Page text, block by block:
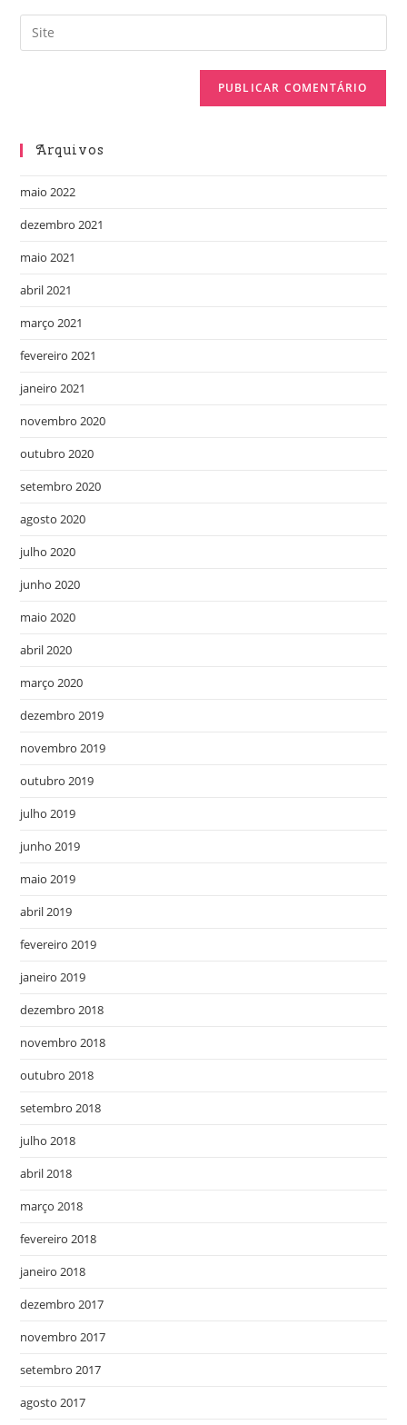
Arquivos
maio 2022
dezembro 2021
maio 2021
abril 2021
março 2021
fevereiro 2021
janeiro 2021
novembro 2020
outubro 2020
setembro 2020
agosto 2020
julho 2020
junho 2020
maio 2020
abril 2020
março 2020
dezembro 2019
novembro 2019
outubro 2019
julho 2019
junho 2019
maio 2019
abril 2019
fevereiro 2019
janeiro 2019
dezembro 2018
novembro 2018
outubro 2018
setembro 2018
julho 2018
abril 2018
março 2018
fevereiro 2018
janeiro 2018
dezembro 2017
novembro 2017
setembro 2017
agosto 2017